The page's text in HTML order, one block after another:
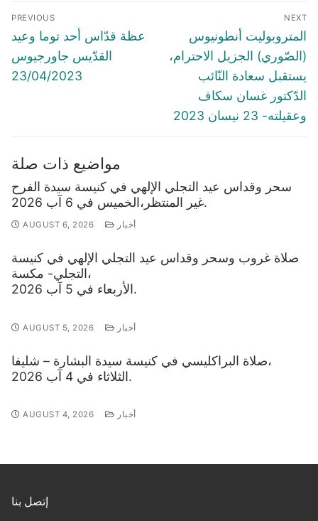
Post
navigation
PREVIOUS
Previous
post:
عظة قدّاس أحد توما وعيد
القدّيس جاورجيوس
23/04/2023
NEXT
Next
post:
المتروبوليت أنطونيوس
(الصّوري) الجزيل الاحترام،
يستقبل سعادة النّائب
الدّكتور غسان سكاف
وعقيلته- 23 نيسان 2023
مواضيع ذات صلة
سحر وقداس عيد التجلي الإلهي في كنيسة سيدة الفرح
غير المنتظر،الخميس في 6 آب 2026.
AUGUST 6, 2026 أخبار
صلاة غروب وسحر وقداس عيد التجلي الإلهي في كنيسة
التجلي- مكسة،
الأربعاء في 5 آب 2026.
AUGUST 5, 2026 أخبار
صلاة البراكليسي في كنيسة سيدة البشارة – شليفا،
الثلاثاء في 4 آب 2026.
AUGUST 4, 2026 أخبار
إتصل بنا